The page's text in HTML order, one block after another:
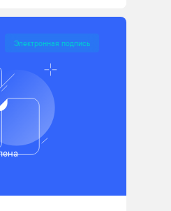
Электронная подпись